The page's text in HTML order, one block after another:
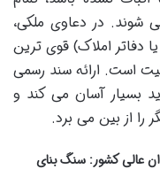
شوند. در دعاوی ملکی،
دفاتر املاک) قوی ترین
است. ارائه سند رسمی
بسیار آسان می کند و
را از بین می برد.
عمومی دیوان عالی کشور: سنگ بنای